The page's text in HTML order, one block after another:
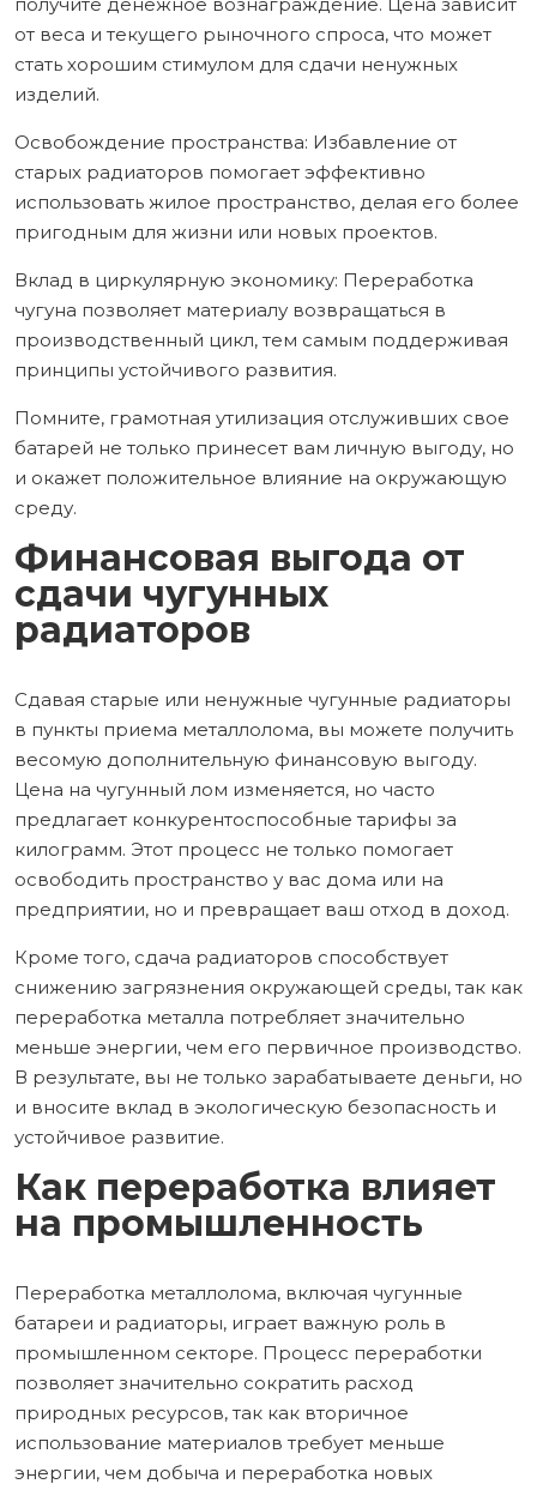
от веса и текущего рыночного спроса, что может
стать хорошим стимулом для сдачи ненужных
изделий.
Освобождение пространства: Избавление от
старых радиаторов помогает эффективно
использовать жилое пространство, делая его более
пригодным для жизни или новых проектов.
Вклад в циркулярную экономику: Переработка
чугуна позволяет материалу возвращаться в
производственный цикл, тем самым поддерживая
принципы устойчивого развития.
Помните, грамотная утилизация отслуживших свое
батарей не только принесет вам личную выгоду, но
и окажет положительное влияние на окружающую
среду.
Финансовая выгода от
сдачи чугунных
радиаторов
Сдавая старые или ненужные чугунные радиаторы
в пункты приема металлолома, вы можете получить
весомую дополнительную финансовую выгоду.
Цена на чугунный лом изменяется, но часто
предлагает конкурентоспособные тарифы за
килограмм. Этот процесс не только помогает
освободить пространство у вас дома или на
предприятии, но и превращает ваш отход в доход.
Кроме того, сдача радиаторов способствует
снижению загрязнения окружающей среды, так как
переработка металла потребляет значительно
меньше энергии, чем его первичное производство.
В результате, вы не только зарабатываете деньги, но
и вносите вклад в экологическую безопасность и
устойчивое развитие.
Как переработка влияет
на промышленность
Переработка металлолома, включая чугунные
батареи и радиаторы, играет важную роль в
промышленном секторе. Процесс переработки
позволяет значительно сократить расход
природных ресурсов, так как вторичное
использование материалов требует меньше
энергии, чем добыча и переработка новых